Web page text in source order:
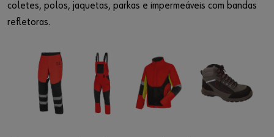
coletes, polos, jaquetas, parkas e impermeáveis com bandas
refletoras.